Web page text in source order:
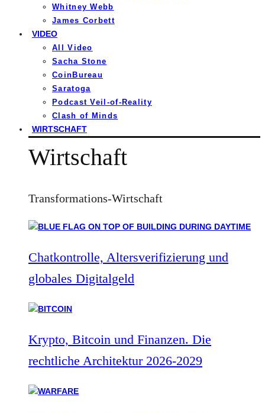
Whitney Webb
James Corbett
VIDEO
All Video
Sacha Stone
CoinBureau
Saratoga
Podcast Veil-of-Reality
Clash of Minds
WIRTSCHAFT
Wirtschaft
Transformations-Wirtschaft
Chatkontrolle, Altersverifizierung und
globales Digitalgeld
Krypto, Bitcoin und Finanzen. Die
rechtliche Architektur 2026-2029